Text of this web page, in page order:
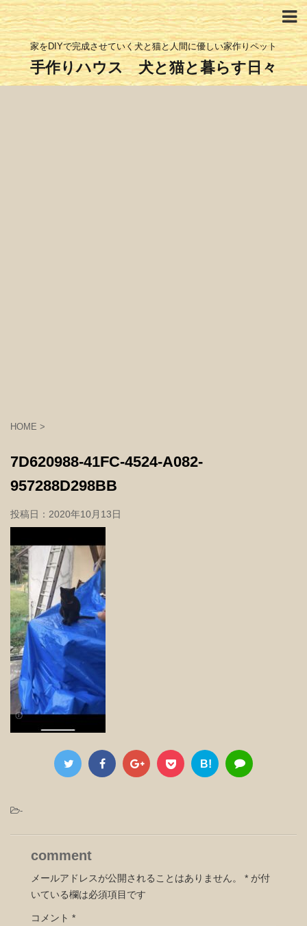
家をDIYで完成させていく犬と猫と人間に優しい家作りペット
手作りハウス 犬と猫と暮らす日々
HOME >
7D620988-41FC-4524-A082-
957288D298BB
投稿日： 2020年10月13日
B!
-
comment
メールアドレスが公開されることはありません。 * が付
いている欄は必須項目です
コメント *